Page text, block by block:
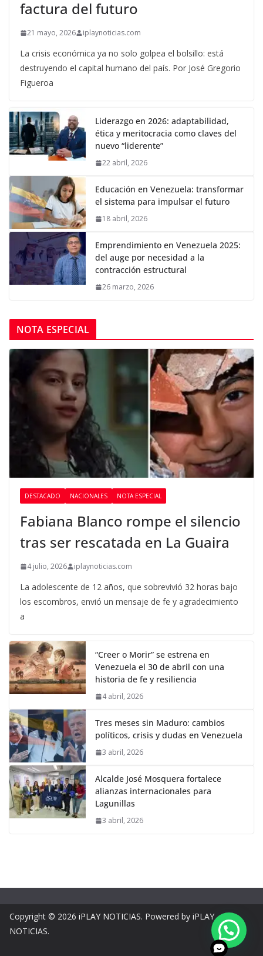
factura del futuro
21 mayo, 2026 iplaynoticias.com
La crisis económica ya no solo golpea el bolsillo: está
destruyendo el capital humano del país. Por José Gregorio
Figueroa
Liderazgo en 2026: adaptabilidad,
ética y meritocracia como claves del
nuevo “liderente”
22 abril, 2026
Educación en Venezuela: transformar
el sistema para impulsar el futuro
18 abril, 2026
Emprendimiento en Venezuela 2025:
del auge por necesidad a la
contracción estructural
26 marzo, 2026
NOTA ESPECIAL
DESTACADO NACIONALES NOTA ESPECIAL
Fabiana Blanco rompe el silencio
tras ser rescatada en La Guaira
4 julio, 2026 iplaynoticias.com
La adolescente de 12 años, que sobrevivió 32 horas bajo
los escombros, envió un mensaje de fe y agradecimiento
a
“Creer o Morir” se estrena en
Venezuela el 30 de abril con una
historia de fe y resiliencia
4 abril, 2026
Tres meses sin Maduro: cambios
políticos, crisis y dudas en Venezuela
3 abril, 2026
Alcalde José Mosquera fortalece
alianzas internacionales para
Lagunillas
3 abril, 2026
Copyright © 2026 iPLAY NOTICIAS. Powered by iPLAY
NOTICIAS.